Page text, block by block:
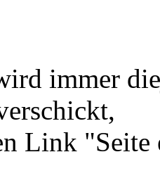
immer
Link